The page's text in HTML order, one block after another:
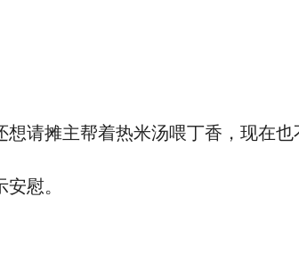
请摊主帮着热米汤喂丁香，现在也
慰。